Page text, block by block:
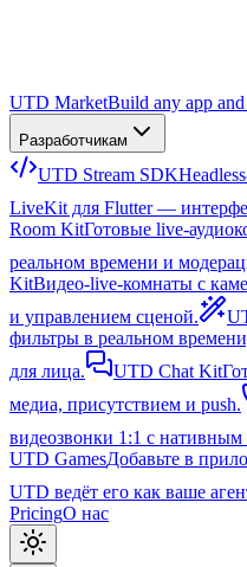
UTD MarketBuild any app
Разработчикам
UTD Stream SDK
LiveKit для Flutter —
Room KitГотовые live-
реальном времени и
KitВидео-live-комнаты с
и управлением сценой.
фильтры в реальном
для лица.
UTD Chat Kit
медиа, присутствием и push.
видеозвонки 1:1 с
UTD GamesДобавьте в
UTD ведёт его как ваше
PricingО нас